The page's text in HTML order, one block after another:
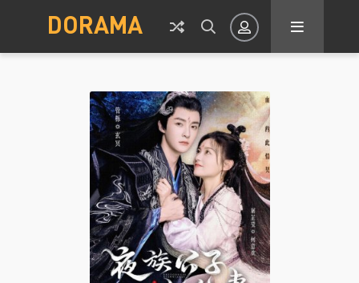
DORAMA
Авторизация
Запомнить
ВОЙТИ НА САЙТ